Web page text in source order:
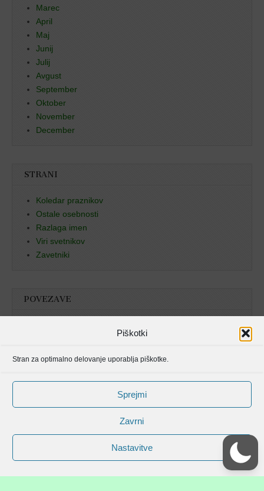
Piškotki
Stran za optimalno delovanje uporablja piškotke.
Sprejmi
Zavrni
Nastavitve
Marec
April
Maj
Junij
Julij
Avgust
September
Oktober
November
December
STRANI
Koledar praznikov
Ostale osebnosti
Razlaga imen
Viri svetnikov
Zavetniki
POVEZAVE
Avtorske pravice spletišča Svetniki, mučenci in blaženi od © 2006 . Vse
Magazine Basic shema strani odbavotasan.com.